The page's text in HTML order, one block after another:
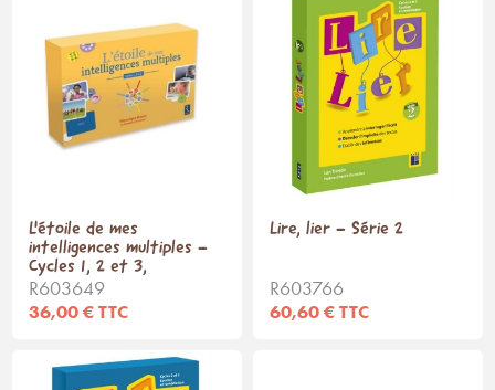
L'étoile de mes
intelligences multiples -
Cycles 1, 2 et 3,
R603649
36,00 € TTC
Lire, lier - Série 2
R603766
60,60 € TTC